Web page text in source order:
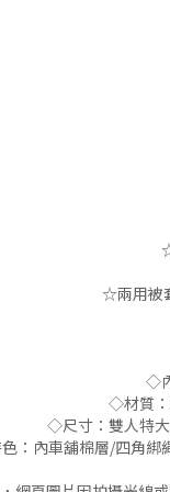
☆兩用被
◇
◇材質
◇尺寸：雙人特
：內車舖棉層/四角綁